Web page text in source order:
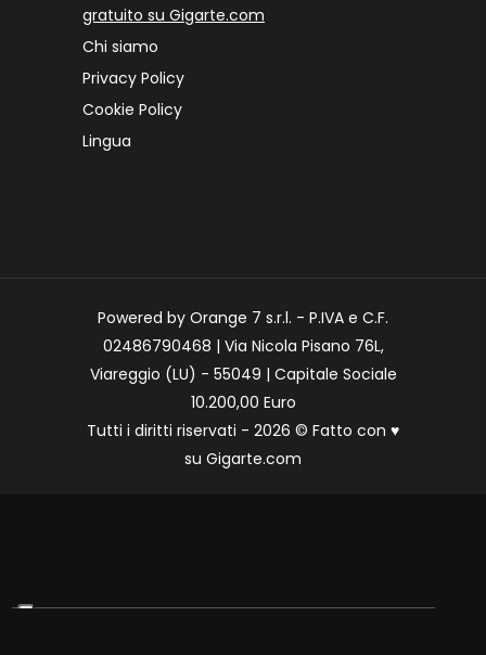
gratuito su Gigarte.com
Chi siamo
Privacy Policy
Cookie Policy
Lingua
Powered by Orange 7 s.r.l. - P.IVA e C.F.
02486790468 | Via Nicola Pisano 76L,
Viareggio (LU) - 55049 | Capitale Sociale
10.200,00 Euro
Tutti i diritti riservati - 2026 © Fatto con ♥
su Gigarte.com